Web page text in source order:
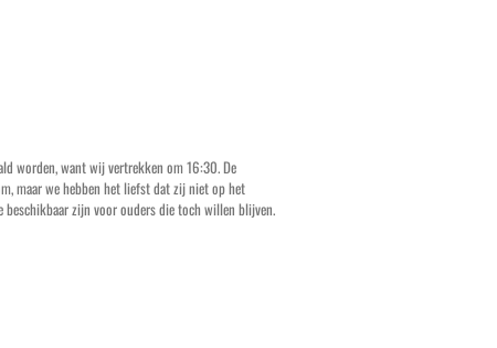
worden, want wij vertrekken om 16:30. De
maar we hebben het liefst dat zij niet op het
zijn voor ouders die toch willen blijven.